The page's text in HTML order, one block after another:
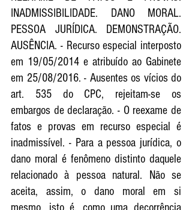
INADMISSIBILIDADE. DANO MORAL.
PESSOA JURÍDICA. DEMONSTRAÇÃO.
AUSÊNCIA. - Recurso especial interposto
em 19/05/2014 e atribuído ao Gabinete
em 25/08/2016. - Ausentes os vícios do
art. 535 do CPC, rejeitam-se os
embargos de declaração. - O reexame de
fatos e provas em recurso especial é
inadmissível. - Para a pessoa jurídica, o
dano moral é fenômeno distinto daquele
relacionado à pessoa natural. Não se
aceita, assim, o dano moral em si
mesmo, isto é, como uma decorrência